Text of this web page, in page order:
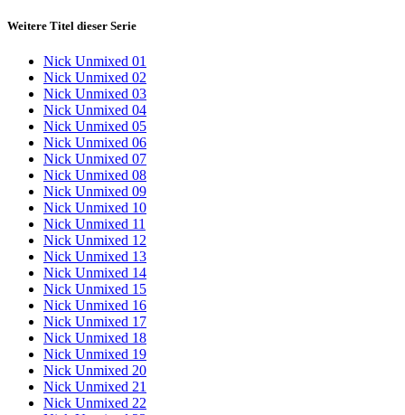
Weitere Titel dieser Serie
Nick Unmixed 01
Nick Unmixed 02
Nick Unmixed 03
Nick Unmixed 04
Nick Unmixed 05
Nick Unmixed 06
Nick Unmixed 07
Nick Unmixed 08
Nick Unmixed 09
Nick Unmixed 10
Nick Unmixed 11
Nick Unmixed 12
Nick Unmixed 13
Nick Unmixed 14
Nick Unmixed 15
Nick Unmixed 16
Nick Unmixed 17
Nick Unmixed 18
Nick Unmixed 19
Nick Unmixed 20
Nick Unmixed 21
Nick Unmixed 22